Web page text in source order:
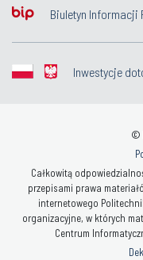
Biuletyn Informacji
Inwestycje
©
Całkowitą
przepisami prawa
internetowego
organizacyjne, w których
Centrum